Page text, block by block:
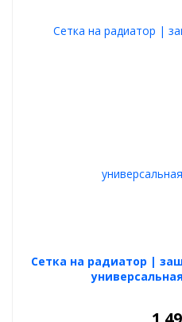
Cетка на радиатор |